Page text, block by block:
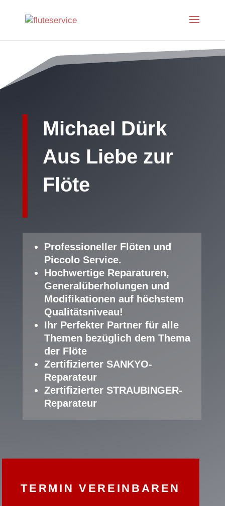
Michael Dürk
Aus Liebe zur
Flöte
Professioneller Fl öten und
Piccolo Service.
Hochwertige Reparaturen,
Generalüberholungen und
Modifikationen auf höchstem
Qualitätsniveau!
Ihr Perfekter Partner für alle
Themen bezüglich dem Thema
der Flöte
Zertifizierter SANKYO-
Reparateur
Zertifizierter STRAUBINGER-
Reparateur
TERMIN VEREINBAREN